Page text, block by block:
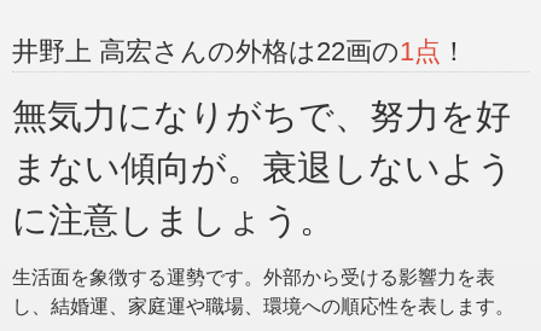
井野上 高宏さんの外格は22画の1点 ！
無気力になりがちで、努力を好
まない傾向が。衰退しないよう
に注意しましょう。
生活面を象徴する運勢です。外部から受ける影響力を表
し、結婚運、家庭運や職場、環境への順応性を表します。